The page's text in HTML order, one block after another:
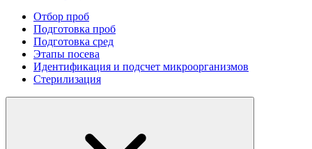
Отбор проб
Подготовка проб
Подготовка сред
Этапы посева
Идентификация и подсчет микроорганизмов
Стерилизация